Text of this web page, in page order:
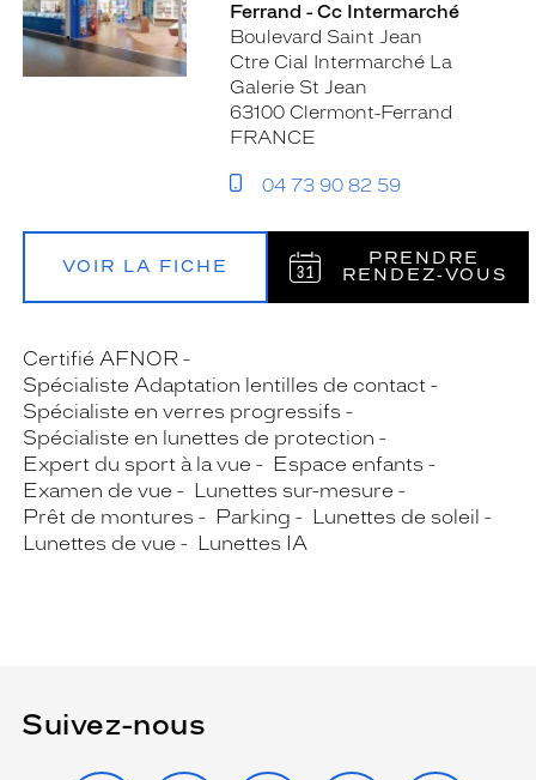
Ferrand - Cc Intermarché
Boulevard Saint Jean
Ctre Cial Intermarché La
Galerie St Jean
63100 Clermont-Ferrand
FRANCE
04 73 90 82 59
VOIR LA FICHE
PRENDRE
RENDEZ‑VOUS
Certifié AFNOR
Spécialiste Adaptation lentilles de contact
Spécialiste en verres progressifs
Spécialiste en lunettes de protection
Expert du sport à la vue
Espace enfants
Examen de vue
Lunettes sur-mesure
Prêt de montures
Parking
Lunettes de soleil
Lunettes de vue
Lunettes IA
Suivez-nous